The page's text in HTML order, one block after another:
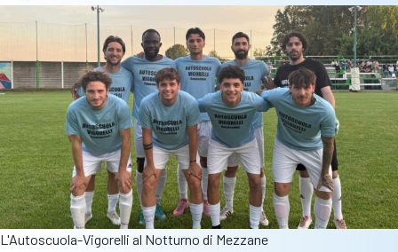
L'Autoscuola-Vigorelli al Notturno di Mezzane